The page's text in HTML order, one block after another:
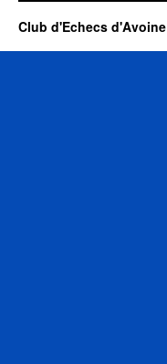
Club d'Echecs d'Avoine